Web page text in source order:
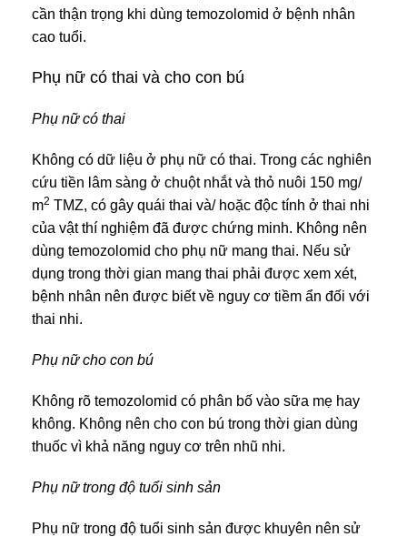
cần thận trọng khi dùng temozolomid ở bệnh nhân
cao tuổi.
Phụ nữ có thai và cho con bú
Phụ nữ có thai
Không có dữ liệu ở phụ nữ có thai. Trong các nghiên
cứu tiền lâm sàng ở chuột nhắt và thỏ nuôi 150 mg/
m2 TMZ, có gây quái thai và/ hoặc độc tính ở thai nhi
của vật thí nghiệm đã được chứng minh. Không nên
dùng temozolomid cho phụ nữ mang thai. Nếu sử
dụng trong thời gian mang thai phải được xem xét,
bệnh nhân nên được biết về nguy cơ tiềm ẩn đối với
thai nhi.
Phụ nữ cho con bú
Không rõ temozolomid có phân bố vào sữa mẹ hay
không. Không nên cho con bú trong thời gian dùng
thuốc vì khả năng nguy cơ trên nhũ nhi.
Phụ nữ trong độ tuổi sinh sản
Phụ nữ trong độ tuổi sinh sản được khuyên nên sử